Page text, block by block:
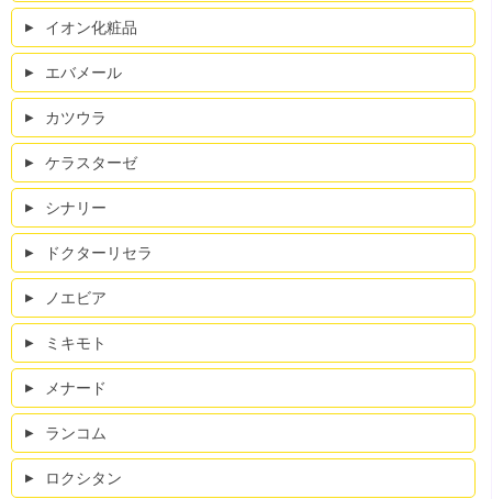
イオン化粧品
エバメール
カツウラ
ケラスターゼ
シナリー
ドクターリセラ
ノエビア
ミキモト
メナード
ランコム
ロクシタン